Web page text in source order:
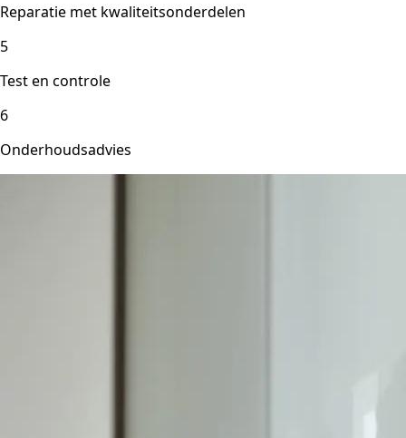
Reparatie met kwaliteitsonderdelen
5
Test en controle
6
Onderhoudsadvies